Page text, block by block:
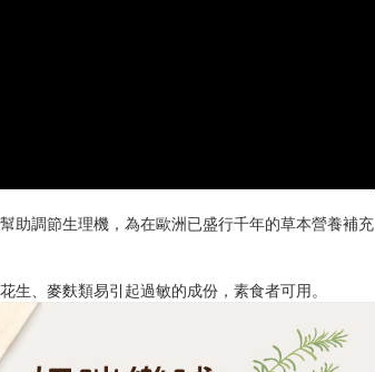
助調節生理機，為在歐洲已盛行千年的草本營養補充
生、麥麩類易引起過敏的成份，素食者可用。